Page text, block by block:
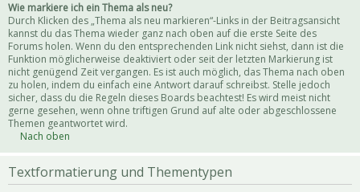
Wie markiere ich ein Thema als neu?
Durch Klicken des „Thema als neu markieren“-Links in der Beitragsansicht
kannst du das Thema wieder ganz nach oben auf die erste Seite des
Forums holen. Wenn du den entsprechenden Link nicht siehst, dann ist die
Funktion möglicherweise deaktiviert oder seit der letzten Markierung ist
nicht genügend Zeit vergangen. Es ist auch möglich, das Thema nach oben
zu holen, indem du einfach eine Antwort darauf schreibst. Stelle jedoch
sicher, dass du die Regeln dieses Boards beachtest! Es wird meist nicht
gerne gesehen, wenn ohne triftigen Grund auf alte oder abgeschlossene
Themen geantwortet wird.
Nach oben
Textformatierung und Thementypen